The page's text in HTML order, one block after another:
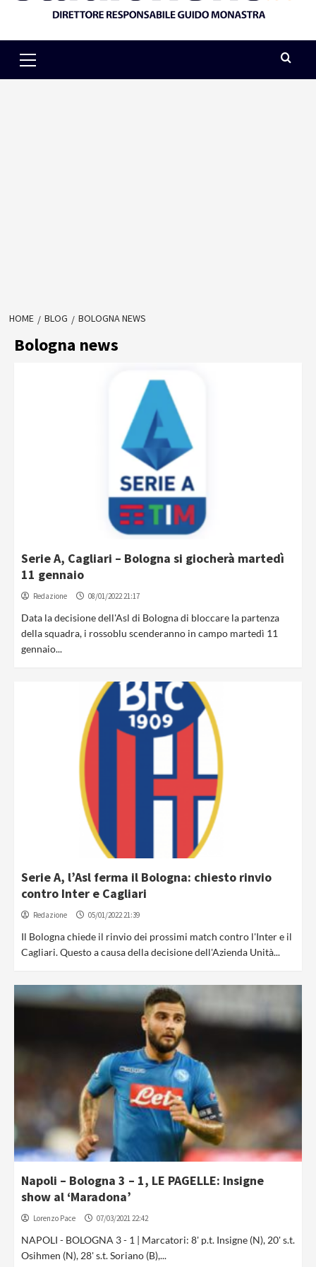
Menu
HOME BLOG BOLOGNA NEWS
Bologna news
Serie A, Cagliari – Bologna si giocherà martedì
11 gennaio
Redazione 08/01/2022 21:17
Data la decisione dell'Asl di Bologna di bloccare la partenza
della squadra, i rossoblu scenderanno in campo martedì 11
gennaio...
Serie A, l’Asl ferma il Bologna: chiesto rinvio
contro Inter e Cagliari
Redazione 05/01/2022 21:39
Il Bologna chiede il rinvio dei prossimi match contro l'Inter e il
Cagliari. Questo a causa della decisione dell'Azienda Unità...
Napoli – Bologna 3 – 1, LE PAGELLE: Insigne
show al ‘Maradona’
Lorenzo Pace 07/03/2021 22:42
NAPOLI - BOLOGNA 3 - 1 | Marcatori: 8' p.t. Insigne (N), 20' s.t.
Osihmen (N), 28' s.t. Soriano (B),...